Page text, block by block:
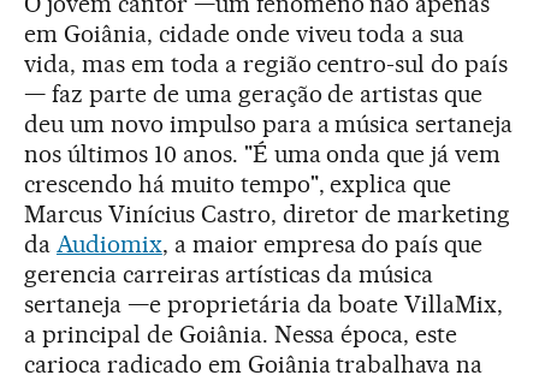
em Goiânia, cidade onde viveu toda a sua
vida, mas em toda a região centro-sul do país
— faz parte de uma geração de artistas que
deu um novo impulso para a música sertaneja
nos últimos 10 anos. "É uma onda que já vem
crescendo há muito tempo", explica que
Marcus Vinícius Castro, diretor de marketing
da Audiomix, a maior empresa do país que
gerencia carreiras artísticas da música
sertaneja —e proprietária da boate VillaMix,
a principal de Goiânia. Nessa época, este
carioca radicado em Goiânia trabalhava na